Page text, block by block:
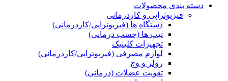
دسته بندی محصولات
فیزیوتراپی و کاردرمانی
دستگاه ها (فیزیوتراپی/کاردرمانی)
تیپ ها (چسب درمانی)
تجهیزات کلینیک
لوازم مصرفی (فیزیوتراپی/کاردرمانی)
رولر و وج
تقویت عضلات (درمانی)